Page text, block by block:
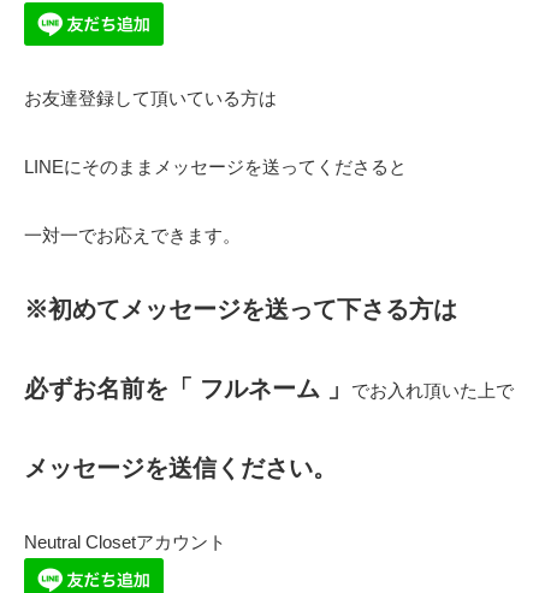
お友達登録して頂いている方は
LINEにそのままメッセージを送ってくださると
一対一でお応えできます。
※初めてメッセージを送って下さる方は
必ずお名前を「 フルネーム 」 でお入れ頂いた上で
メッセージを送信ください。
Neutral Closetアカウント